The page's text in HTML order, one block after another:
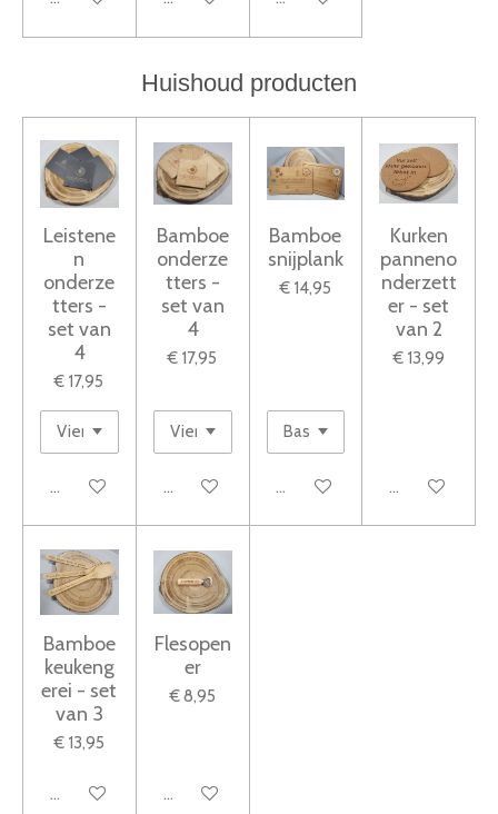
Huishoud producten
Leistene
n
onderze
tters -
set van
4
€ 17,95
Bekijk details
Bamboe
onderze
tters -
set van
4
€ 17,95
Bekijk details
Bamboe
snijplank
€ 14,95
Bekijk details
Kurken
panneno
nderzett
er - set
van 2
€ 13,99
Bekijk details
Bamboe
keukeng
erei - set
van 3
€ 13,95
Bekijk details
Flesopen
er
€ 8,95
Bekijk details